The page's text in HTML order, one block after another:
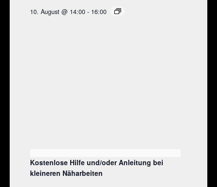
10. August @ 14:00 - 16:00
Kostenlose Hilfe und/oder Anleitung bei
kleineren Näharbeiten